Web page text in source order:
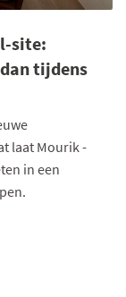
site:
tijdens
laat Mourik -
in een